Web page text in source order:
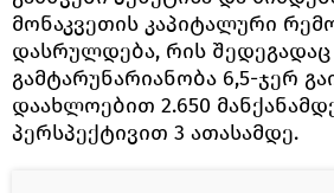
მონაკვეთის კაპიტალური
დასრულდება, რის შედეგადაც
გამტარუნარიანობა 6,5-ჯერ
დაახლოებით 2.650
პერსპექტივით 3 ათასამდე.